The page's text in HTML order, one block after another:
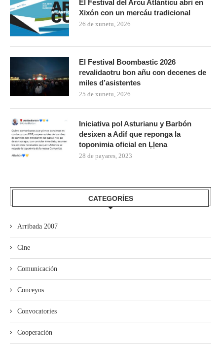
El Festival del Arcu Atlánticu abri en
Xixón con un mercáu tradicional
26 de xunetu, 2026
El Festival Boombastic 2026
revalidaotru bon añu con decenes de
miles d’asistentes
25 de xunetu, 2026
Iniciativa pol Asturianu y Barbón
desixen a Adif que reponga la
toponimia oficial en Ḷḷena
28 de payares, 2023
CATEGORÍES
Arribada 2007
Cine
Comunicación
Conceyos
Convocatories
Cooperación